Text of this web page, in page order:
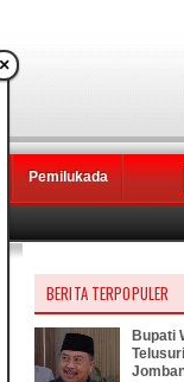
Pemilukada
×
BERITA TERPOPULER
Bupati